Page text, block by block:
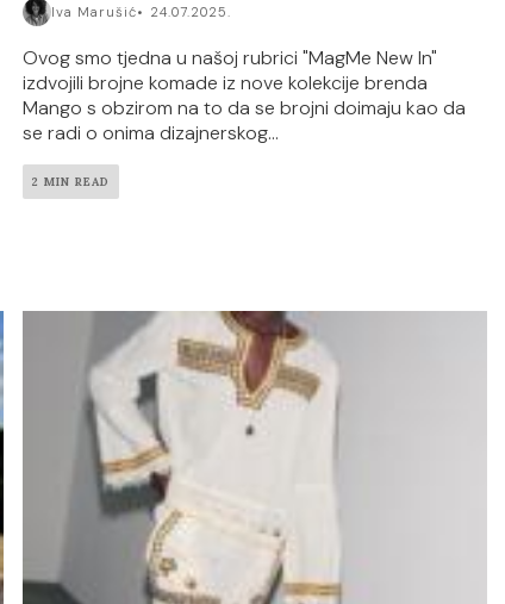
Iva Marušić 24.07.2025.
Ovog smo tjedna u našoj rubrici "MagMe New In"
izdvojili brojne komade iz nove kolekcije brenda
Mango s obzirom na to da se brojni doimaju kao da
se radi o onima dizajnerskog...
2 MIN READ